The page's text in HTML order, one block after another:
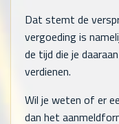
Dat stemt de
vergoeding is
de tijd die je
verdienen.
Wil je weten of er
dan het